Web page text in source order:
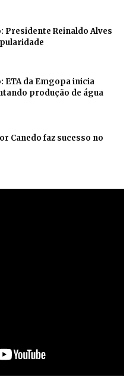
Presidente Reinaldo Alves
ETA da Emgopa inicia
produção de água
Canedo faz sucesso no